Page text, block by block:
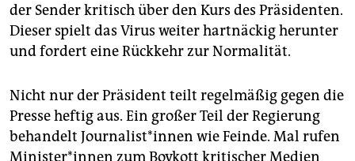
der Sender kritisch über den Kurs des Präsidenten.
Dieser spielt das Virus weiter hartnäckig herunter
und fordert eine Rückkehr zur Normalität.
Nicht nur der Präsident teilt regelmäßig gegen die
Presse heftig aus. Ein großer Teil der Regierung
behandelt Journalist*innen wie Feinde. Mal rufen
Minister*innen zum Boykott kritischer Medien